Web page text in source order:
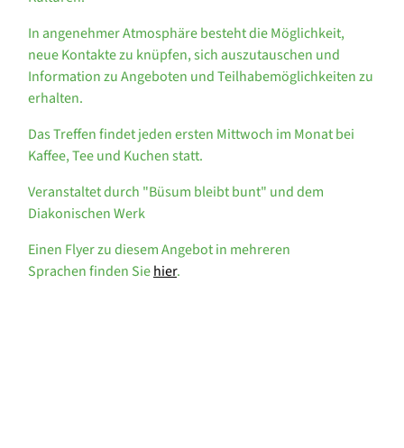
In angenehmer Atmosphäre besteht die Möglichkeit,
neue Kontakte zu knüpfen, sich auszutauschen und
Information zu Angeboten und Teilhabemöglichkeiten zu
erhalten.
Das Treffen findet jeden ersten Mittwoch im Monat bei
Kaffee, Tee und Kuchen statt.
Veranstaltet durch "Büsum bleibt bunt" und dem
Diakonischen Werk
Einen Flyer zu diesem Angebot in mehreren
Sprachen finden Siehier.